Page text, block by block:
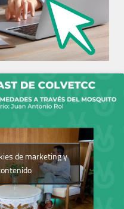
de marketing y